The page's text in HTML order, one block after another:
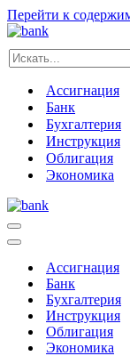
Перейти к
Искать...
Ассигнация
Банк
Бухгалтерия
Инструкция
Облигация
Экономика
Меню
навигации
Меню
навигацииАссигнация
Банк
Бухгалтерия
Инструкция
Облигация
Экономика